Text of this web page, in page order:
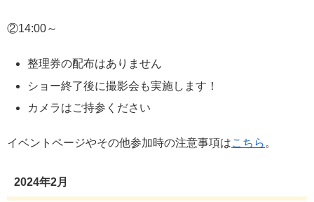
②14:00～
整理券の配布はありません
ショー終了後に撮影会も実施します！
カメラはご持参ください
イベントページやその他参加時の注意事項はこちら 。
2024年2月